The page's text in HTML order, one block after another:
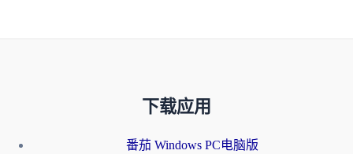
下载应用
番茄 Windows PC电脑版